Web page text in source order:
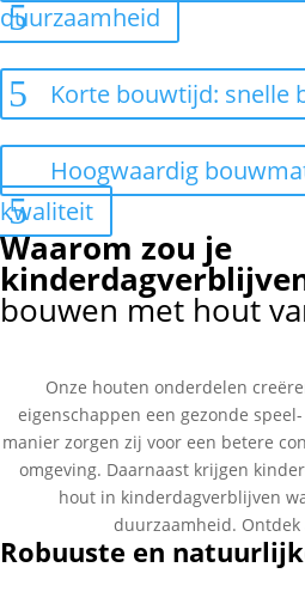
duurzaamheid
Korte bouwtijd: snelle
Hoogwaardig
kwaliteit
Waarom zou je
bouwen met hout
Onze houten onderdelen
eigenschappen een gezonde
manier zorgen zij voor een betere
omgeving. Daarnaast krijgen
hout in kinderdagverblijven
duurzaamheid. Ontdek
Robuuste en